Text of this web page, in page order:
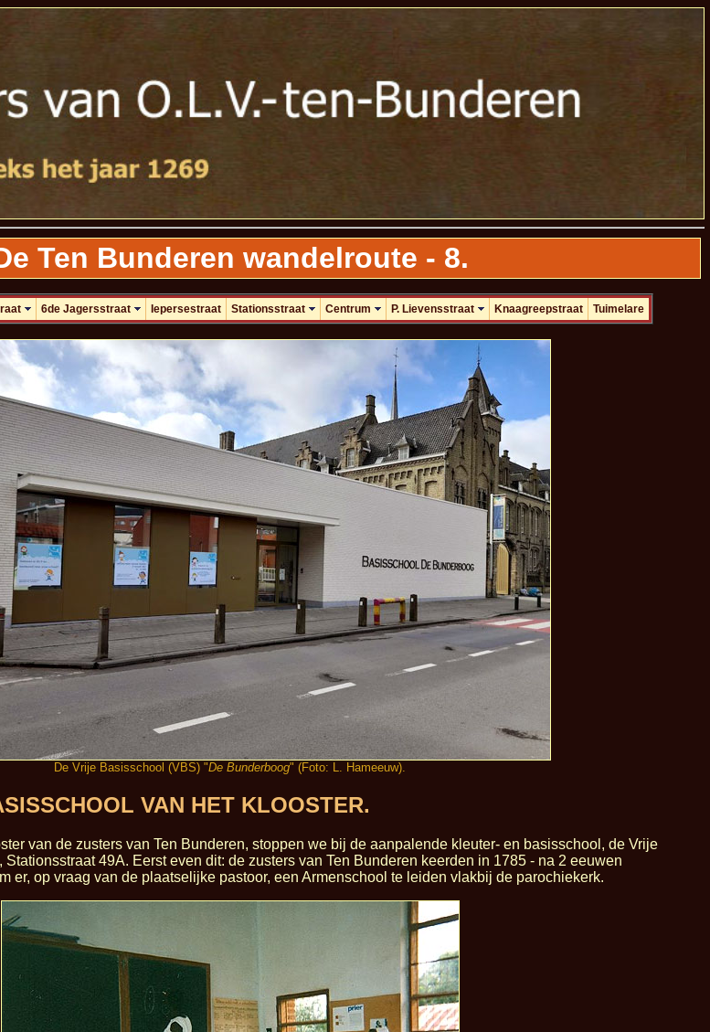
Ten Bunderen wandelroute - 8.
6de Jagersstraat Iepersestraat Stationsstraat Centrum P. Lievensstraat Knaagreepstraat Tuimelare
De Vrije Basisschool (VBS) "De Bunderboog" (Foto: L. Hameeuw).
VAN HET KLOOSTER.
van de zusters van Ten Bunderen, stoppen we bij de aanpalende kleuter- en basisschool, de Vrije
Stationsstraat 49A. Eerst even dit: de zusters van Ten Bunderen keerden in 1785 - na 2 eeuwen
er, op vraag van de plaatselijke pastoor, een Armenschool te leiden vlakbij de parochiekerk.